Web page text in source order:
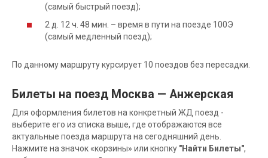
(самый быстрый поезд);
2 д. 12 ч. 48 мин. – время в пути на поезде 100Э
(самый медленный поезд);
По данному маршруту курсирует 10 поездов без пересадки.
Билеты на поезд Москва — Анжерская
Для оформления билетов на конкретный ЖД поезд -
выберите его из списка выше, где отображаются все
актуальные поезда маршрута на сегодняшний день.
Нажмите на значок «корзины» или кнопку "Найти Билеты",